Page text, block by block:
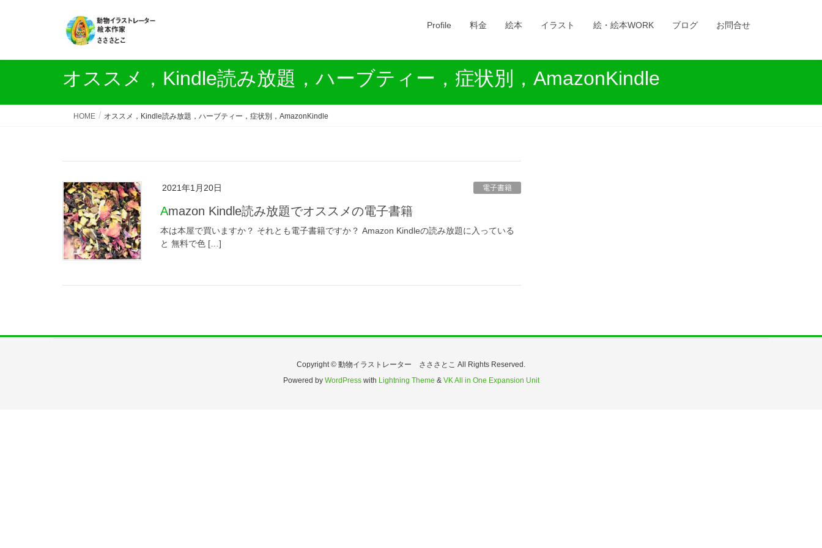
Profile 料金 絵本 イラスト 絵・絵本WORK ブログ お問合せ
オススメ，Kindle読み放題，ハーブティー，症状別，AmazonKindle
HOME オススメ，Kindle読み放題，ハーブティー，症状別，AmazonKindle
2021年1月20日 電子書籍
Amazon Kindle読み放題でオススメの電子書籍
本は本屋で買いますか？ それとも電子書籍ですか？ Amazon Kindleの読み放題に入っている
と 無料で色 […]
Copyright © 動物イラストレーター さささとこ All Rights Reserved.
Powered by WordPresswith Lightning Theme & VK All in One Expansion Unit